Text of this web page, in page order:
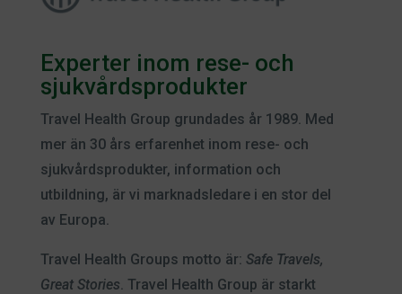
Experter inom rese- och
sjukvårdsprodukter
Travel Health Group grundades år 1989. Med
mer än 30 års erfarenhet inom rese- och
sjukvårdsprodukter, information och
utbildning, är vi marknadsledare i en stor del
av Europa.
Travel Health Groups motto är: Safe Travels,
Great Stories. Travel Health Group är starkt